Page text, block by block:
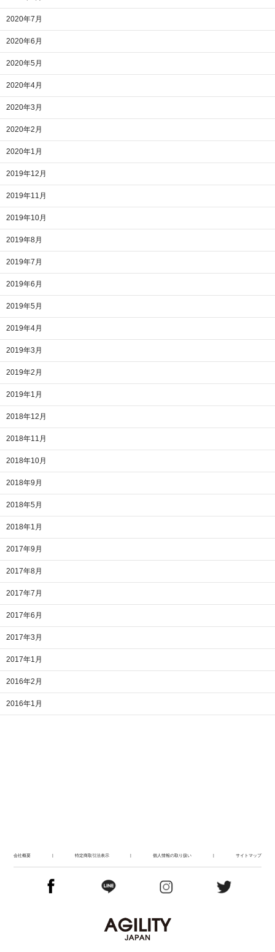
2020年7月
2020年6月
2020年5月
2020年4月
2020年3月
2020年2月
2020年1月
2019年12月
2019年11月
2019年10月
2019年8月
2019年7月
2019年6月
2019年5月
2019年4月
2019年3月
2019年2月
2019年1月
2018年12月
2018年11月
2018年10月
2018年9月
2018年5月
2018年1月
2017年9月
2017年8月
2017年7月
2017年6月
2017年3月
2017年1月
2016年2月
2016年1月
会社概要 | 特定商取引法表示 | 個人情報の取り扱い | サイトマップ